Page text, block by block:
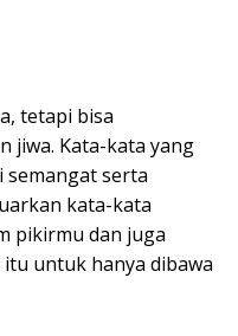
tetapi bisa
jiwa. Kata-kata yang
semangat serta
kata-kata
pikirmu dan juga
untuk hanya dibawa